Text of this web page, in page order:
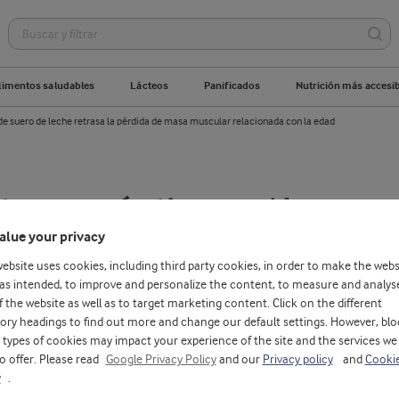
saludables Lácteos Panificados Nutrición más
suero de leche retrasa la pérdida de masa muscular relacionada con la edad
por más tiempo: Nuevo
de suero de leche retrasa
masa muscular
your privacy
uses cookies, including third party cookies, in order to make the
intended, to improve and personalize the content, to measure and
the website as well as to target marketing content. Click on the different
headings to find out more and change our default settings. However,
of cookies may impact your experience of the site and the services we
offer. Please read
Google Privacy Policyand our Privacy policy and
.